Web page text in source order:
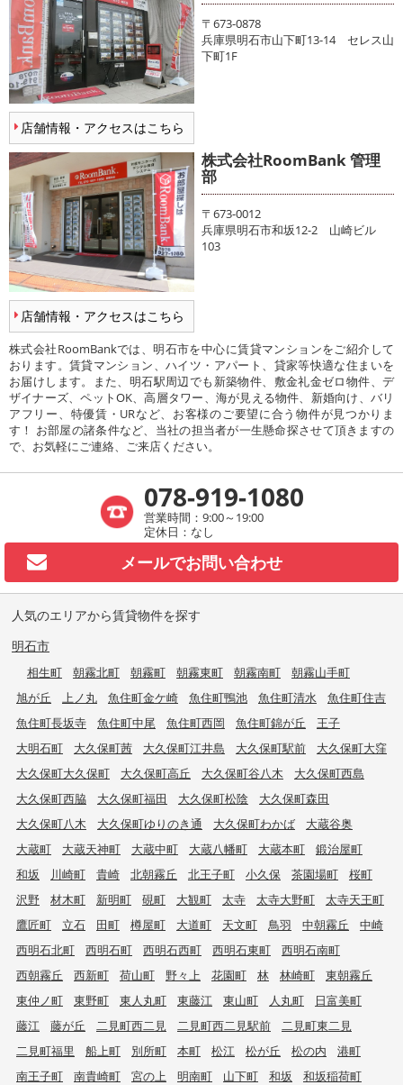
店舗情報・アクセスはこちら
〒673-0878
兵庫県明石市山下町13-14 セレス山
下町1F
店舗情報・アクセスはこちら
株式会社RoomBank 管理
部
〒673-0012
兵庫県明石市和坂12-2 山崎ビル
103
株式会社RoomBankでは、明石市を中心に賃貸マンションをご紹介して
おります。賃貸マンション、ハイツ・アパート、貸家等快適な住まいを
お届けします。また、明石駅周辺でも新築物件、敷金礼金ゼロ物件、デ
ザイナーズ、ペットOK、高層タワー、海が見える物件、新婚向け、バリ
アフリー、特優賃・URなど、お客様のご要望に合う物件が見つかりま
す！ お部屋の諸条件など、当社の担当者が一生懸命探させて頂きますの
で、お気軽にご連絡、ご来店ください。
078-919-1080
営業時間：9:00～19:00
定休日：なし
メールでお問い合わせ
人気のエリアから賃貸物件を探す
明石市
相生町 朝霧北町 朝霧町 朝霧東町 朝霧南町
朝霧山手町
旭が丘
上ノ丸 魚住町金ケ崎 魚住町鴨池 魚住町清水
魚住町住吉
魚住町長坂寺
魚住町中尾 魚住町西岡 魚住町錦が丘
王子
大明石町
大久保町茜 大久保町江井島 大久保町駅前
大久保町大窪
大久保町大久保町
大久保町高丘 大久保町谷八木
大久保町西島
大久保町西脇
大久保町福田 大久保町松陰
大久保町森田
大久保町八木
大久保町ゆりのき通 大久保町わかば
大蔵谷奥
大蔵町
大蔵天神町 大蔵中町 大蔵八幡町 大蔵本町
鍛治屋町
和坂
川崎町 貴崎 北朝霧丘 北王子町 小久保 茶園場町
桜町
沢野
材木町 新明町 硯町 大観町 太寺 太寺大野町
太寺天王町
鷹匠町
立石 田町 樽屋町 大道町 天文町 鳥羽 中朝霧丘
中崎
西明石北町
西明石町 西明石西町 西明石東町
西明石南町
西朝霧丘
西新町 荷山町 野々上 花園町 林 林崎町
東朝霧丘
東仲ノ町
東野町 東人丸町 東藤江 東山町 人丸町
日富美町
藤江
藤が丘 二見町西二見 二見町西二見駅前
二見町東二見
二見町福里
船上町 別所町 本町 松江 松が丘 松の内
港町
南王子町
南貴崎町 宮の上 明南町 山下町 和坂 和坂稲荷町